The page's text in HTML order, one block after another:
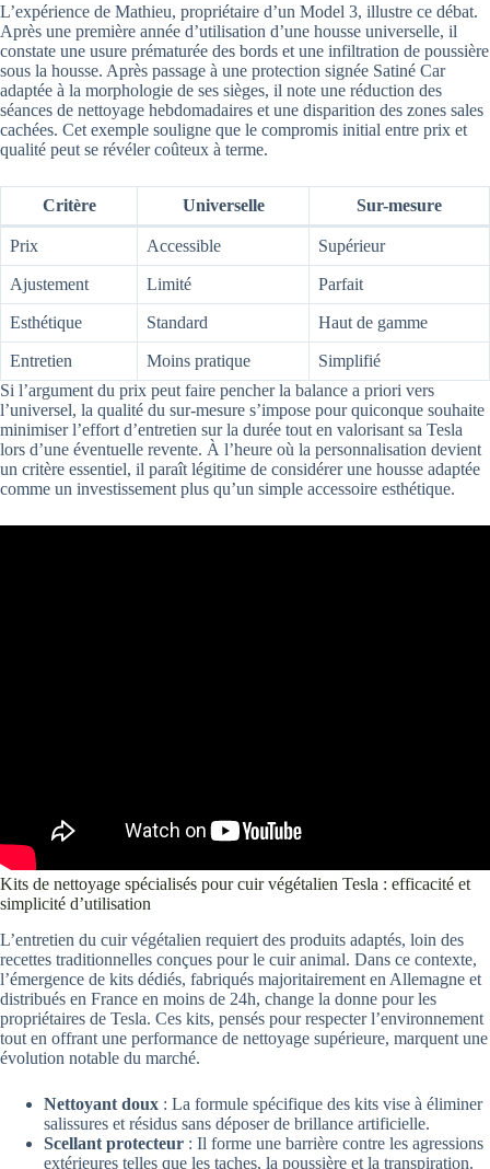
L’expérience de Mathieu, propriétaire d’un Model 3, illustre ce débat.
Après une première année d’utilisation d’une housse universelle, il
constate une usure prématurée des bords et une infiltration de poussière
sous la housse. Après passage à une protection signée Satiné Car
adaptée à la morphologie de ses sièges, il note une réduction des
séances de nettoyage hebdomadaires et une disparition des zones sales
cachées. Cet exemple souligne que le compromis initial entre prix et
qualité peut se révéler coûteux à terme.
Critère Universelle Sur-mesure
Prix Accessible Supérieur
Ajustement Limité Parfait
Esthétique Standard Haut de gamme
Entretien Moins pratique
Simplifié
Si l’argument du prix peut faire pencher la balance a priori vers
l’universel, la qualité du sur-mesure s’impose pour quiconque souhaite
minimiser l’effort d’entretien sur la durée tout en valorisant sa Tesla
lors d’une éventuelle revente. À l’heure où la personnalisation devient
un critère essentiel, il paraît légitime de considérer une housse adaptée
comme un investissement plus qu’un simple accessoire esthétique.
Kits de nettoyage spécialisés pour cuir végétalien Tesla : efficacité et
simplicité d’utilisation
L’entretien du cuir végétalien requiert des produits adaptés, loin des
recettes traditionnelles conçues pour le cuir animal. Dans ce contexte,
l’émergence de kits dédiés, fabriqués majoritairement en Allemagne et
distribués en France en moins de 24h, change la donne pour les
propriétaires de Tesla. Ces kits, pensés pour respecter l’environnement
tout en offrant une performance de nettoyage supérieure, marquent une
évolution notable du marché.
Nettoyant doux : La formule spécifique des kits vise à éliminer
salissures et résidus sans déposer de brillance artificielle.
Scellant protecteur : Il forme une barrière contre les agressions
extérieures telles que les taches, la poussière et la transpiration.